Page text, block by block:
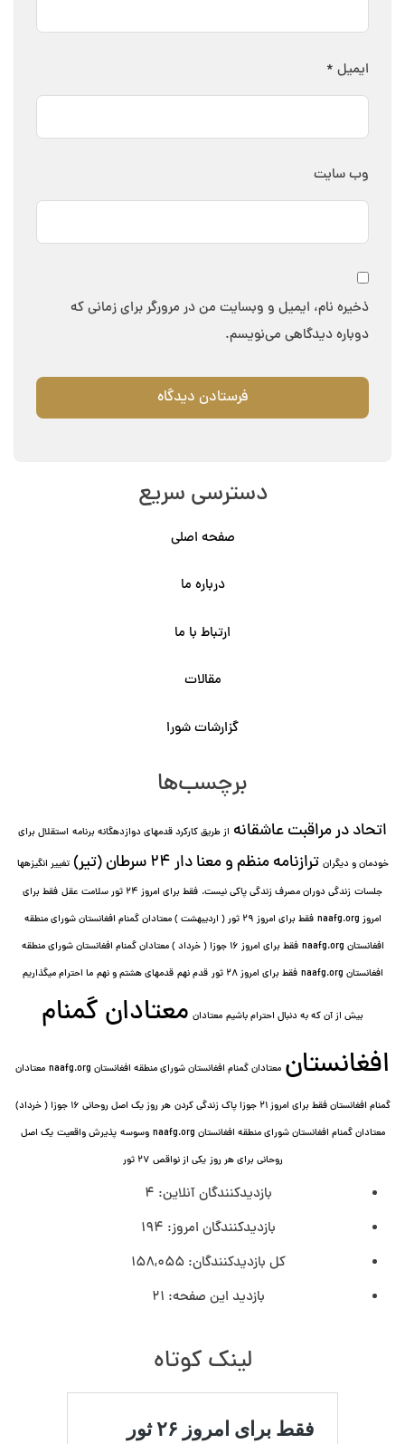
ایمیل *
وب‌ سایت
ذخیره نام، ایمیل و وبسایت من در مرورگر برای زمانی که
دوباره دیدگاهی می‌نویسم.
دسترسی سریع
صفحه اصلی
درباره ما
ارتباط با ما
مقالات
گزارشات شورا
برچسب‌ها
اتحاد در مراقبت عاشقانه از طریق کارکرد قدمهای دوازده⁯گانه برنامه استقلال برای
خودمان و دیگران ترازنامه منظم و معنا دار ٢۴ سرطان (تیر)
تغییر انگیزه⁯ها
جلسات زندگی دوران مصرف زندگی پاکی نیست. فقط برای امروز 24 ثور سلامت عقل
فقط برای
امروز naafg.org
فقط برای امروز ٢٩ ثور ( اردیبهشت ) معتادان گمنام افغانستان شورای منطقه
افغانستان naafg.org
فقط برای امروز ۱۶ جوزا ( خرداد ) معتادان گمنام افغانستان شورای منطقه
افغانستان naafg.org
فقط برای امروز ۲۸ ثور قدم نهم قدمهای هشتم و نهم ما احترام میگذاریم
بیش از آن که به دنبال احترام باشیم معتادان معتادان گمنام
افغانستان معتادان گمنام افغانستان شورای منطقه افغانستان naafg.org معتادان
گمنام افغانستان فقط برای امروز ۲۱ جوزا پاک زندگی کردن
هر روز یک اصل روحانی ۱۶ جوزا ( خرداد)
معتادان گمنام افغانستان شورای منطقه افغانستان naafg.org
وسوسه پذيرش واقعیت یک اصل
روحانی برای هر روز یکی از نواقص ۲۷ ثور
بازدیدکنندگان آنلاین: 4
بازدیدکنندگان امروز: 194
کل بازدیدکنند‌گان: 158,055
بازدید این صفحه: 21
لینک کوتاه